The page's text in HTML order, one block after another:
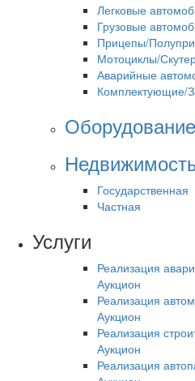
Легковые
Грузовые
Прицепы/
Мотоциклы/
Аварийные
Комплектующие/
Государственная
Частная
Услуги
Реализация
Аукцион
Реализация
Аукцион
Реализация
Аукцион
Реализация